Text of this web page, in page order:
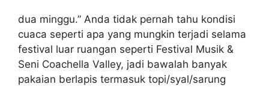
dua minggu.” Anda tidak pernah tahu kondisi
cuaca seperti apa yang mungkin terjadi selama
festival luar ruangan seperti Festival Musik &
Seni Coachella Valley, jadi bawalah banyak
pakaian berlapis termasuk topi/syal/sarung